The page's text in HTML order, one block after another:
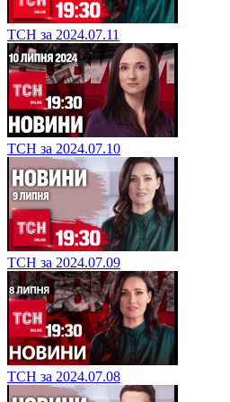
ТСН за 2024.07.11
ТСН за 2024.07.10
ТСН за 2024.07.09
ТСН за 2024.07.08